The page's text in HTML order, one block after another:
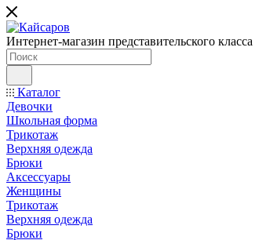
Интернет-магазин представительского класса
Каталог
Девочки
Школьная форма
Трикотаж
Верхняя одежда
Брюки
Аксессуары
Женщины
Трикотаж
Верхняя одежда
Брюки